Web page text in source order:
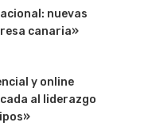
nuevas
canaria»
y online
al liderazgo